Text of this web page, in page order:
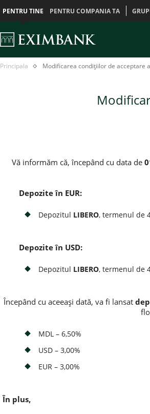
PENTRU TINE PENTRU COMPANIA TA
Principala ГлавнаяModificarea
Modificarea condițiilor de acceptare
Vă informăm că, începând cu data de
Depozite în EUR:
Depozitul LIBERO, termenul de
Depozite în USD:
Depozitul LIBERO, termenul de
Începând cu aceeași dată, va fi lansat
MDL – 6,50%
USD – 3,00%
EUR – 3,00%
În plus,